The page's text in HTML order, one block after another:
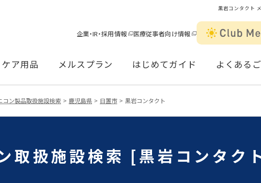
黒岩コンタクト
企業・IR・採用情報 医療従事者向け情報
ケア用品 メルスプラン はじめてガイド よくある
コン製品取扱施設検索 鹿児島県 日置市 黒岩コンタクト
取扱施設検索 [黒岩コンタク